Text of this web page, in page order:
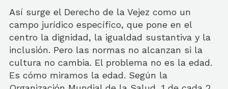
Así surge el Derecho de la Vejez como un
campo jurídico específico, que pone en el
centro la dignidad, la igualdad sustantiva y la
inclusión. Pero las normas no alcanzan si la
cultura no cambia. El problema no es la edad.
Es cómo miramos la edad. Según la